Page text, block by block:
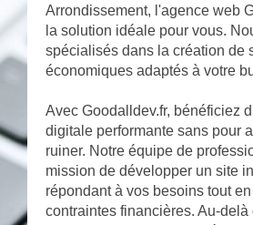
Arrondissement, l'agence web
la solution idéale pour vous.
spécialisés dans la création de
économiques adaptés à votre
Avec Goodalldev.fr, bénéficiez
digitale performante sans pour
ruiner. Notre équipe de
mission de développer un site
répondant à vos besoins tout
contraintes financières. Au-